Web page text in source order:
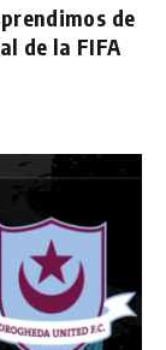
de
de la FIFA